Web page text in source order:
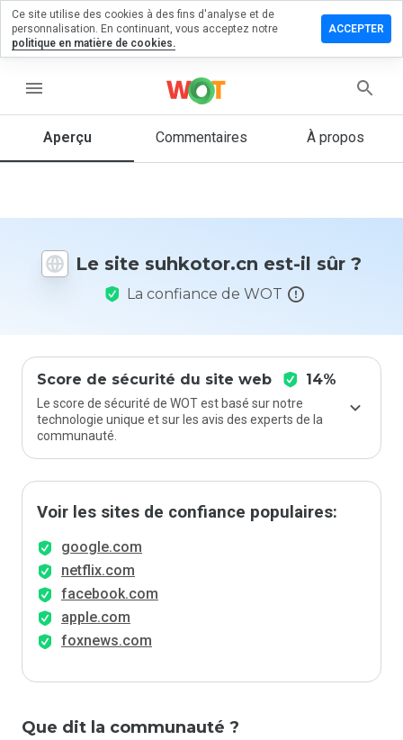
menu
Aperçu Commentaires À propos
Le site suhkotor.cn est-il sûr ?
La confiance de WOT
Score de sécurité du site web 14%
Le score de sécurité de WOT est basé sur notre
technologie unique et sur les avis des experts de la
communauté.
Voir les sites de confiance populaires:
google.com
netflix.com
facebook.com
apple.com
foxnews.com
Que dit la communauté ?
un
1 et 5
vous à ce
site ?
Ce site utilise des cookies à des fins d'analyse et de
personnalisation. En continuant, vous acceptez notre
politique en matière de cookies.
ACCEPTER